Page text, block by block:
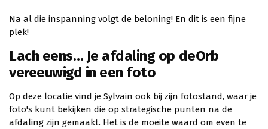
Na al die inspanning volgt de beloning! En dit is een fijne
plek!
Lach eens… Je afdaling op deOrb
vereeuwigd in een foto
Op deze locatie vind je Sylvain ook bij zijn fotostand, waar je
foto's kunt bekijken die op strategische punten na de
afdaling zijn gemaakt. Het is de moeite waard om even te